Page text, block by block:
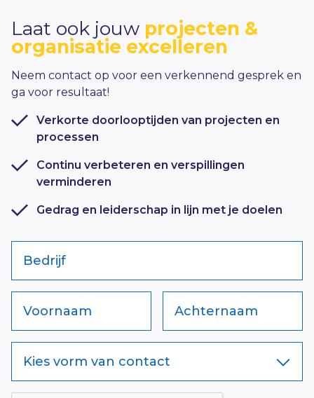
Laat ook jouw projecten &
organisatie excelleren
Neem contact op voor een verkennend gesprek en
ga voor resultaat!
Verkorte doorlooptijden van projecten en
processen
Continu verbeteren en verspillingen
verminderen
Gedrag en leiderschap in lijn met je doelen
Bedrijf
Voornaam Achternaam
Kies vorm van contact